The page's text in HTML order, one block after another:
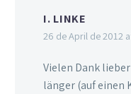
I. LINKE
26 de April de 2012
Vielen Dank
länger (auf einen